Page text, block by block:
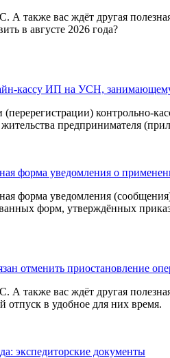
А также вас ждёт другая
в августе 2026 года?
кассу ИП на УСН,
(перерегистрации) контрольно-
жительства предпринимателя
форма уведомления о
форма уведомления
форм, утверждённых
отменить приостановление
А также вас ждёт другая
отпуск в удобное для них время.
экспедиторские документы